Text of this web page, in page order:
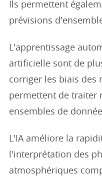
Ils permettent
prévisions
L'apprentissage
artificielle sont de
corriger les biais des
permettent de traiter
ensembles de
L'IA améliore la
l'interprétation des
atmosphériques